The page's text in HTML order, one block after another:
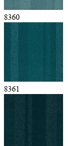
8360
8361